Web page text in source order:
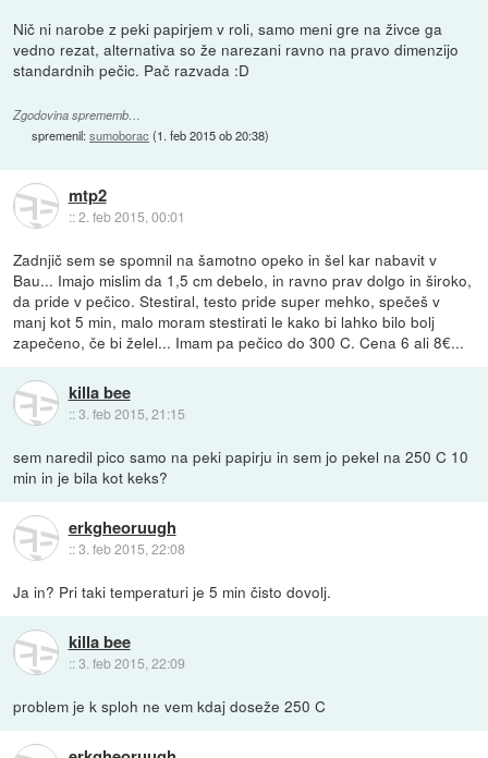
Nič ni narobe z peki papirjem v roli, samo meni gre na živce ga
vedno rezat, alternativa so že narezani ravno na pravo dimenzijo
standardnih pečic. Pač razvada :D
Zgodovina sprememb…
spremenil:sumoborac (1. feb 2015 ob 20:38)
mtp2
::2. feb 2015, 00:01
Zadnjič sem se spomnil na šamotno opeko in šel kar nabavit v
Bau... Imajo mislim da 1,5 cm debelo, in ravno prav dolgo in široko,
da pride v pečico. Stestiral, testo pride super mehko, spečeš v
manj kot 5 min, malo moram stestirati le kako bi lahko bilo bolj
zapečeno, če bi želel... Imam pa pečico do 300 C. Cena 6 ali 8€...
killa bee
::3. feb 2015, 21:15
sem naredil pico samo na peki papirju in sem jo pekel na 250 C 10
min in je bila kot keks?
erkgheoruugh
::3. feb 2015, 22:08
Ja in? Pri taki temperaturi je 5 min čisto dovolj.
killa bee
::3. feb 2015, 22:09
problem je k sploh ne vem kdaj doseže 250 C